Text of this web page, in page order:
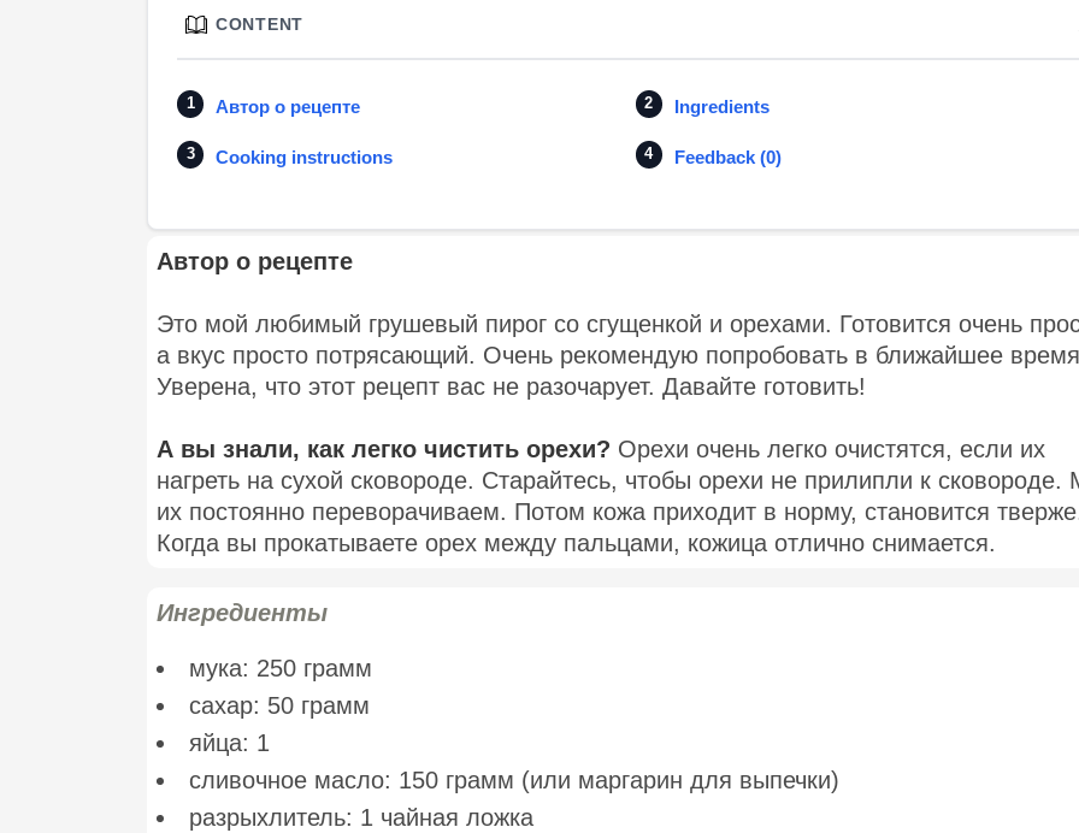
CONTENT
Автор о рецепте Ingredients
Cooking instructions Feedback (0)
Автор о рецепте
Это мой любимый грушевый пирог со сгущенкой и орехами. Готовится очень
а вкус просто потрясающий. Очень рекомендую попробовать в ближайшее
Уверена, что этот рецепт вас не разочарует. Давайте готовить!
А вы знали, как легко чистить орехи? Орехи очень легко очистятся, если их
нагреть на сухой сковороде. Старайтесь, чтобы орехи не прилипли к сковороде.
их постоянно переворачиваем. Потом кожа приходит в норму, становится
Когда вы прокатываете орех между пальцами, кожица отлично снимается.
Ингредиенты
мука: 250 грамм
сахар: 50 грамм
яйца: 1
сливочное масло: 150 грамм (или маргарин для выпечки)
разрыхлитель: 1 чайная ложка